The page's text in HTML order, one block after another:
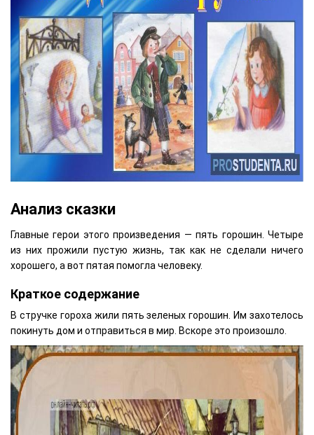
Анализ сказки
Главные герои этого произведения — пять горошин. Четыре
из них прожили пустую жизнь, так как не сделали ничего
хорошего, а вот пятая помогла человеку.
Краткое содержание
В стручке гороха жили пять зеленых горошин. Им захотелось
покинуть дом и отправиться в мир. Вскоре это произошло.